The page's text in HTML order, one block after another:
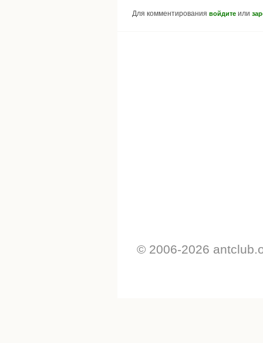
Для комментирования войдите или
© 2006-2026